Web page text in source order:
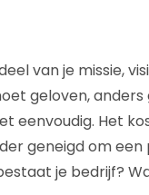
van je missie,
geloven,
eenvoudig. Het
geneigd om
je bedrijf?